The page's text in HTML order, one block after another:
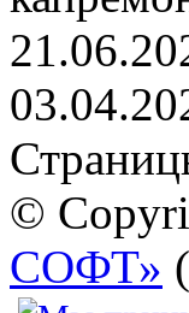
©
СОФТ» (